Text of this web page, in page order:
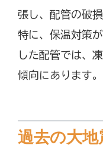
張し、配管の破
特に、保温対策
した配管では、
傾向にあります。
過去の大